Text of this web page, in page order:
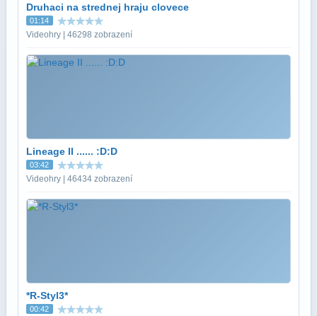
Druhaci na strednej hraju clovece
01:14
Videohry | 46298 zobrazení
Lineage II ...... :D:D
03:42
Videohry | 46434 zobrazení
*R-Styl3*
00:42